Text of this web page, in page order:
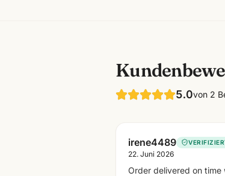
5.0von 2
irene4489
22. Juni 2026
Order delivered on time